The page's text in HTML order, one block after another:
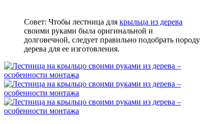
Совет: Чтобы лестница для крыльца из дерева
своими руками была оригинальной и
долговечной, следует правильно подобрать породу
дерева для ее изготовления.